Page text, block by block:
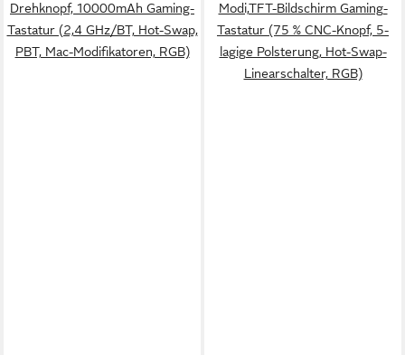
Drehknopf, 10000mAh Gaming-
Tastatur (2,4 GHz/BT, Hot-Swap,
PBT, Mac-Modifikatoren, RGB)
Modi,TFT-Bildschirm Gaming-
Tastatur (75 % CNC-Knopf, 5-
lagige Polsterung, Hot-Swap-
Linearschalter, RGB)